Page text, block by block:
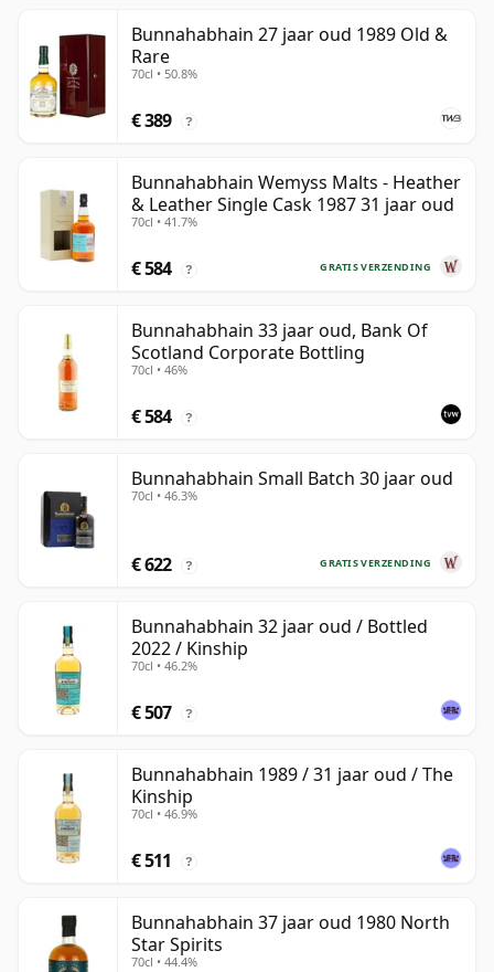
Bunnahabhain 27 jaar oud 1989 Old &
Rare
70cl • 50.8%
€ 389 ?
Bunnahabhain Wemyss Malts - Heather
& Leather Single Cask 1987 31 jaar oud
70cl • 41.7%
GRATIS VERZENDING
€ 584 ?
Bunnahabhain 33 jaar oud, Bank Of
Scotland Corporate Bottling
70cl • 46%
€ 584 ?
Bunnahabhain Small Batch 30 jaar oud
70cl • 46.3%
GRATIS VERZENDING
€ 622 ?
Bunnahabhain 32 jaar oud / Bottled
2022 / Kinship
70cl • 46.2%
€ 507 ?
Bunnahabhain 1989 / 31 jaar oud / The
Kinship
70cl • 46.9%
€ 511 ?
Bunnahabhain 37 jaar oud 1980 North
Star Spirits
70cl • 44.4%